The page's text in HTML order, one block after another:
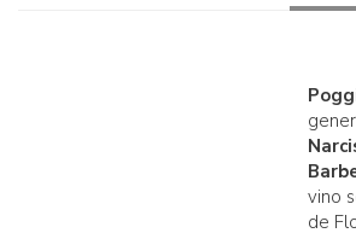
vino
de